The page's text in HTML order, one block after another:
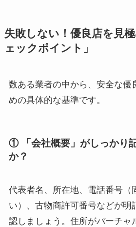
失敗しない！優良店を見
ェックポイント」
数ある業者の中から、安全な優
めの具体的な基準です。
① 「会社概要」がしっかり
か？
代表者名、所在地、電話番号（
い）、古物商許可番号などが明
認しましょう。住所がバーチャ